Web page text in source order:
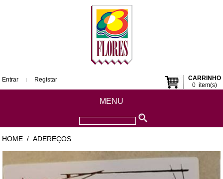
CARRINHO
0item(s)
Entrar Registar
MENU
HOME / ADEREÇOS